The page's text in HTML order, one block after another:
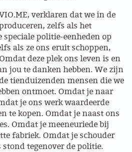
DAG BAJEENKOMST
verklaren dat we in de
zelfs als het
speciale politie-eenheden op
als ze ons eruit schoppen,
deze plek ons ​​leven is en
jou te danken hebben. We zijn
tienduizenden mensen die we
ontmoet. Omdat je naar
je ons werk waardeerde
te kopen. Omdat je naast ons
Omdat je meeneuriede bij
fabriek. Omdat je schouder
tegenover de politie.